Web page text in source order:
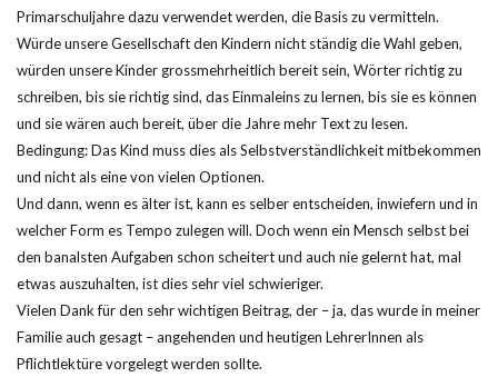
Primarschuljahre dazu verwendet werden, die Basis zu vermitteln.
Würde unsere Gesellschaft den Kindern nicht ständig die Wahl geben,
würden unsere Kinder grossmehrheitlich bereit sein, Wörter richtig zu
schreiben, bis sie richtig sind, das Einmaleins zu lernen, bis sie es können
und sie wären auch bereit, über die Jahre mehr Text zu lesen.
Bedingung: Das Kind muss dies als Selbstverständlichkeit mitbekommen
und nicht als eine von vielen Optionen.
Und dann, wenn es älter ist, kann es selber entscheiden, inwiefern und in
welcher Form es Tempo zulegen will. Doch wenn ein Mensch selbst bei
den banalsten Aufgaben schon scheitert und auch nie gelernt hat, mal
etwas auszuhalten, ist dies sehr viel schwieriger.
Vielen Dank für den sehr wichtigen Beitrag, der – ja, das wurde in meiner
Familie auch gesagt – angehenden und heutigen LehrerInnen als
Pflichtlektüre vorgelegt werden sollte.